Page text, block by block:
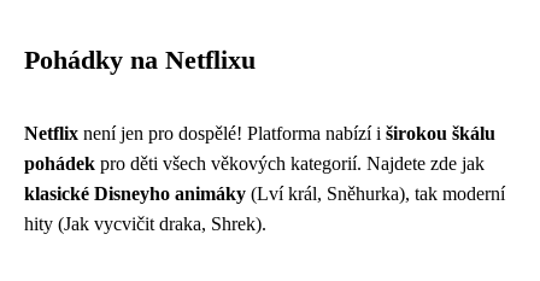
Pohádky na Netflixu
Netflix není jen pro dospělé! Platforma nabízí i širokou škálu
pohádek pro děti všech věkových kategorií. Najdete zde jak
klasické Disneyho animáky (Lví král, Sněhurka), tak moderní
hity (Jak vycvičit draka, Shrek).